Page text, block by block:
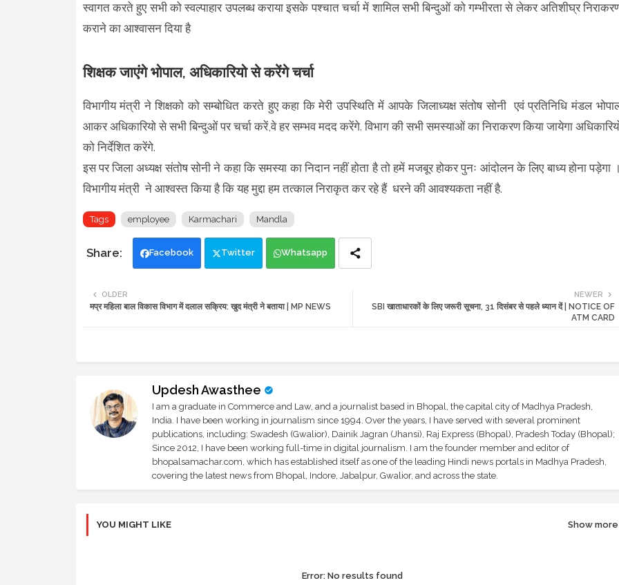
स्वागत करते हुए सभी को स्वल्पाहार उपलब्ध कराया इसके पश्चात चर्चा में शामिल सभी बिन्दुओं को गम्भीरता से लेकर अतिशीघ्र
कराने का आश्वासन दिया है
शिक्षक जाएंगे भोपाल, अधिकारियो से करेंगे चर्चा
विभागीय मंत्री ने शिक्षको को सम्बोधित करते हुए कहा कि मेरी उपस्थिति में आपके जिलाध्यक्ष संतोष सोनी एवं प्रतिनिधि मंडल
आकर अधिकारियो से सभी बिन्दुओं पर चर्चा करें,वे हर सम्भव मदद करेंगे. विभाग की सभी समस्याओं का निराकरण किया जायेगा
को निर्देशित करेंगे.
इस पर जिला अध्यक्ष संतोष सोनी ने कहा कि समस्या का निदान नहीं होता है तो हमें मजबूर होकर पुनः आंदोलन के लिए बाध्य होना पड़ेगा
विभागीय मंत्री ने आश्वस्त किया है कि यह मुद्दा हम तत्काल निराकृत कर रहे हैं धरने की आवश्यकता नहीं है.
Tags employee Karmachari Mandla
Facebook Twitter Whatsapp
NEWER
SBI खाताधारकों के लिए जरूरी सूचना, 31 दिसंबर से पहले ध्यान दें | NOTICE OF
ATM CARD
OLDER
मप्र महिला बाल विकास विभाग में दलाल सक्रिय: खुद मंत्री ने बताया | MP NEWS
Updesh Awasthee
I am a graduate in Commerce and Law, and a journalist based in Bhopal, the capital city of Madhya Pradesh,
India. I have been working in journalism since 1994. Over the years, I have served with several prominent
publications, including: Swadesh (Gwalior), Dainik Jagran (Jhansi), Raj Express (Bhopal), Pradesh Today (Bhopal);
Since 2012, I have been working full-time in digital journalism. I am the founder member and editor of
bhopalsamachar.com, which has established itself as one of the leading Hindi news portals in Madhya Pradesh,
covering the latest news from Bhopal, Indore, Jabalpur, Gwalior, and across the state.
YOU MIGHT LIKE Show more
Error:No results found